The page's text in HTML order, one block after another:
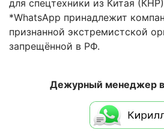
для спецтехники из Китая
*WhatsApp принадлежит
признанной экстремистской
запрещённой в РФ.
Дежурный менеджер